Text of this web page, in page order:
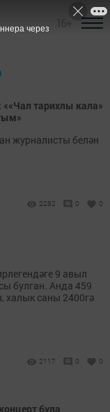
тарихлы кала»
журналисты белән
2282 0 0
9 авыл
булган. Анда 459
халык саны 2400гә
2117 0 0
була
через